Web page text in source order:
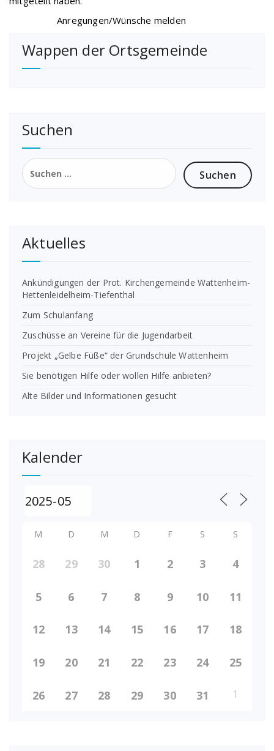
Anregungen/Wünsche melden
Wappen der Ortsgemeinde
Suchen
Suchen
nach:
Aktuelles
Ankündigungen der Prot. Kirchengemeinde Wattenheim-
Hettenleidelheim-Tiefenthal
Zum Schulanfang
Zuschüsse an Vereine für die Jugendarbeit
Projekt „Gelbe Füße“ der Grundschule Wattenheim
Sie benötigen Hilfe oder wollen Hilfe anbieten?
Alte Bilder und Informationen gesucht
Kalender
M D M D F S S
28 29 30 1 2 3 4
5 6 7 8 9 10 11
12 13 14 15 16 17 18
19 20 21 22 23 24 25
26 27 28 29 30 31 1